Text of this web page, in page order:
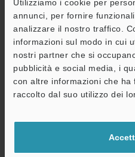
Utilizziamo i cookie per
annunci, per fornire
analizzare il nostro traffico.
informazioni sul modo in cui
nostri partner che si
pubblicità e social media, i
con altre informazioni che
raccolto dal suo utilizzo dei
Continua
mai condivise.
Dichiarazione sulla privacy